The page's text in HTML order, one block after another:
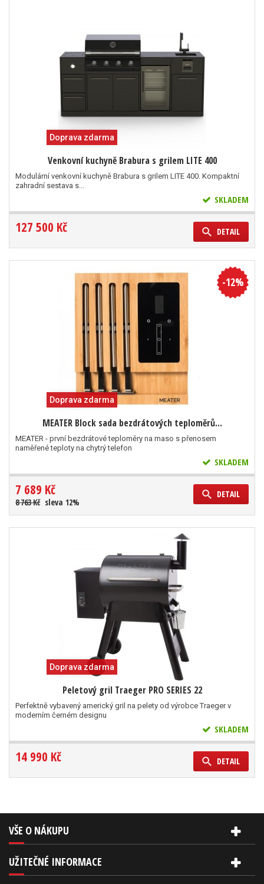
Doprava zdarma
Venkovní kuchyně Brabura s grilem LITE 400
Modulární venkovní kuchyně Brabura s grilem LITE 400. Kompaktní
zahradní sestava s...
SKLADEM
127 500 Kč DETAIL
Doprava zdarma
-12%
MEATER Block sada bezdrátových teploměrů...
MEATER - první bezdrátové teploměry na maso s přenosem
naměřené teploty na chytrý telefon
SKLADEM
7 689 Kč
8 763 Kč sleva 12%
DETAIL
Doprava zdarma
Peletový gril Traeger PRO SERIES 22
Perfektně vybavený americký gril na pelety od výrobce Traeger v
moderním černém designu
SKLADEM
14 990 Kč DETAIL
VŠE O NÁKUPU
UŽITEČNÉ INFORMACE